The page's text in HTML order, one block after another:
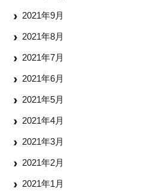
2021年9月
2021年8月
2021年7月
2021年6月
2021年5月
2021年4月
2021年3月
2021年2月
2021年1月